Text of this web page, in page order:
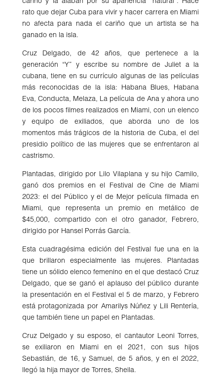
rato que dejar Cuba para vivir y hacer carrera en Miami
no afecta para nada el cariño que un artista se ha
ganado en la isla.
Cruz Delgado, de 42 años, que pertenece a la
generación “Y” y escribe su nombre de Juliet a la
cubana, tiene en su currículo algunas de las películas
más reconocidas de la isla: Habana Blues, Habana
Eva, Conducta, Melaza, La película de Ana y ahora uno
de los pocos filmes realizados en Miami, con un elenco
y equipo de exiliados, que aborda uno de los
momentos más trágicos de la historia de Cuba, el del
presidio político de las mujeres que se enfrentaron al
castrismo.
Plantadas, dirigido por Lilo Vilaplana y su hijo Camilo,
ganó dos premios en el Festival de Cine de Miami
2023: el del Público y el de Mejor película filmada en
Miami, que representa un premio en metálico de
$45,000, compartido con el otro ganador, Febrero,
dirigido por Hansel Porrás García.
Esta cuadragésima edición del Festival fue una en la
que brillaron especialmente las mujeres. Plantadas
tiene un sólido elenco femenino en el que destacó Cruz
Delgado, que se ganó el aplauso del público durante
la presentación en el Festival el 5 de marzo, y Febrero
está protagonizada por Amarilys Núñez y Lili Rentería,
que también tiene un papel en Plantadas.
Cruz Delgado y su esposo, el cantautor Leoni Torres,
se exiliaron en Miami en el 2021, con sus hijos
Sebastián, de 16, y Samuel, de 5 años, y en el 2022,
llegó la hija mayor de Torres, Sheila.